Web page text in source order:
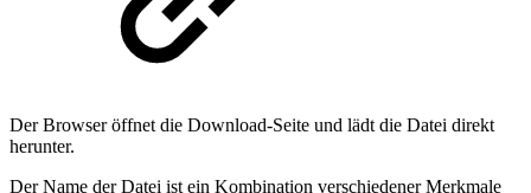
Der Browser öffnet die Download-Seite und lädt die Datei direkt
herunter.
Der Name der Datei ist ein Kombination verschiedener Merkmale